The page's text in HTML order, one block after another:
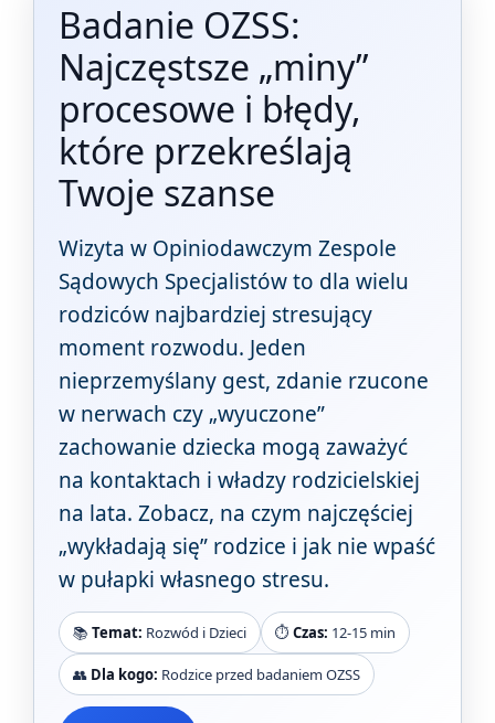
Badanie OZSS:
Najczęstsze „miny”
procesowe i błędy,
które przekreślają
Twoje szanse
Wizyta w Opiniodawczym Zespole
Sądowych Specjalistów to dla wielu
rodziców najbardziej stresujący
moment rozwodu. Jeden
nieprzemyślany gest, zdanie rzucone
w nerwach czy „wyuczone”
zachowanie dziecka mogą zaważyć
na kontaktach i władzy rodzicielskiej
na lata. Zobacz, na czym najczęściej
„wykładają się” rodzice i jak nie wpaść
w pułapki własnego stresu.
📚Temat: Rozwód i Dzieci ⏱️ Czas: 12-15 min
👥 Dla kogo: Rodzice przed badaniem OZSS